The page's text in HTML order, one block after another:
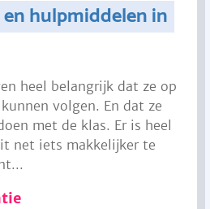
hulpmiddelen in
heel belangrijk dat ze op
volgen. En dat ze
met de klas. Er is heel
net iets makkelijker te